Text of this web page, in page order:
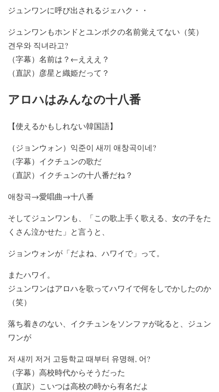
ジュンワンに呼び出されるジェハク・・
ジュンワンもホンドとユンボクの名前覚えてない（笑）
견우와 직녀라고?
（字幕）名前は？←えええ？
（直訳）彦星と織姫だって？
アロハはみんなの十八番
【使えるかもしれない韓国語】
（ジョンウォン） 익준이 새끼 애창곡이네?
（字幕）イクチュンの歌だ
（直訳）イクチュンの十八番だね？
애창곡→愛唱曲→十八番
そしてジュンワンも、「この歌上手く歌える、女の子をた
くさん泣かせた」と言うと、
ジョンウォンが「だよね、ハワイで」って。
またハワイ。
ジュンワンはアロハを歌ってハワイで何をしでかしたのか
（笑）
落ち着きのない、イクチュンをソンファが叱ると、ジュン
ワンが
저 새끼 저거 고등학교 때부터 유명해, 어?
（字幕）高校時代からそうだった
（直訳）こいつは高校の時から有名だよ